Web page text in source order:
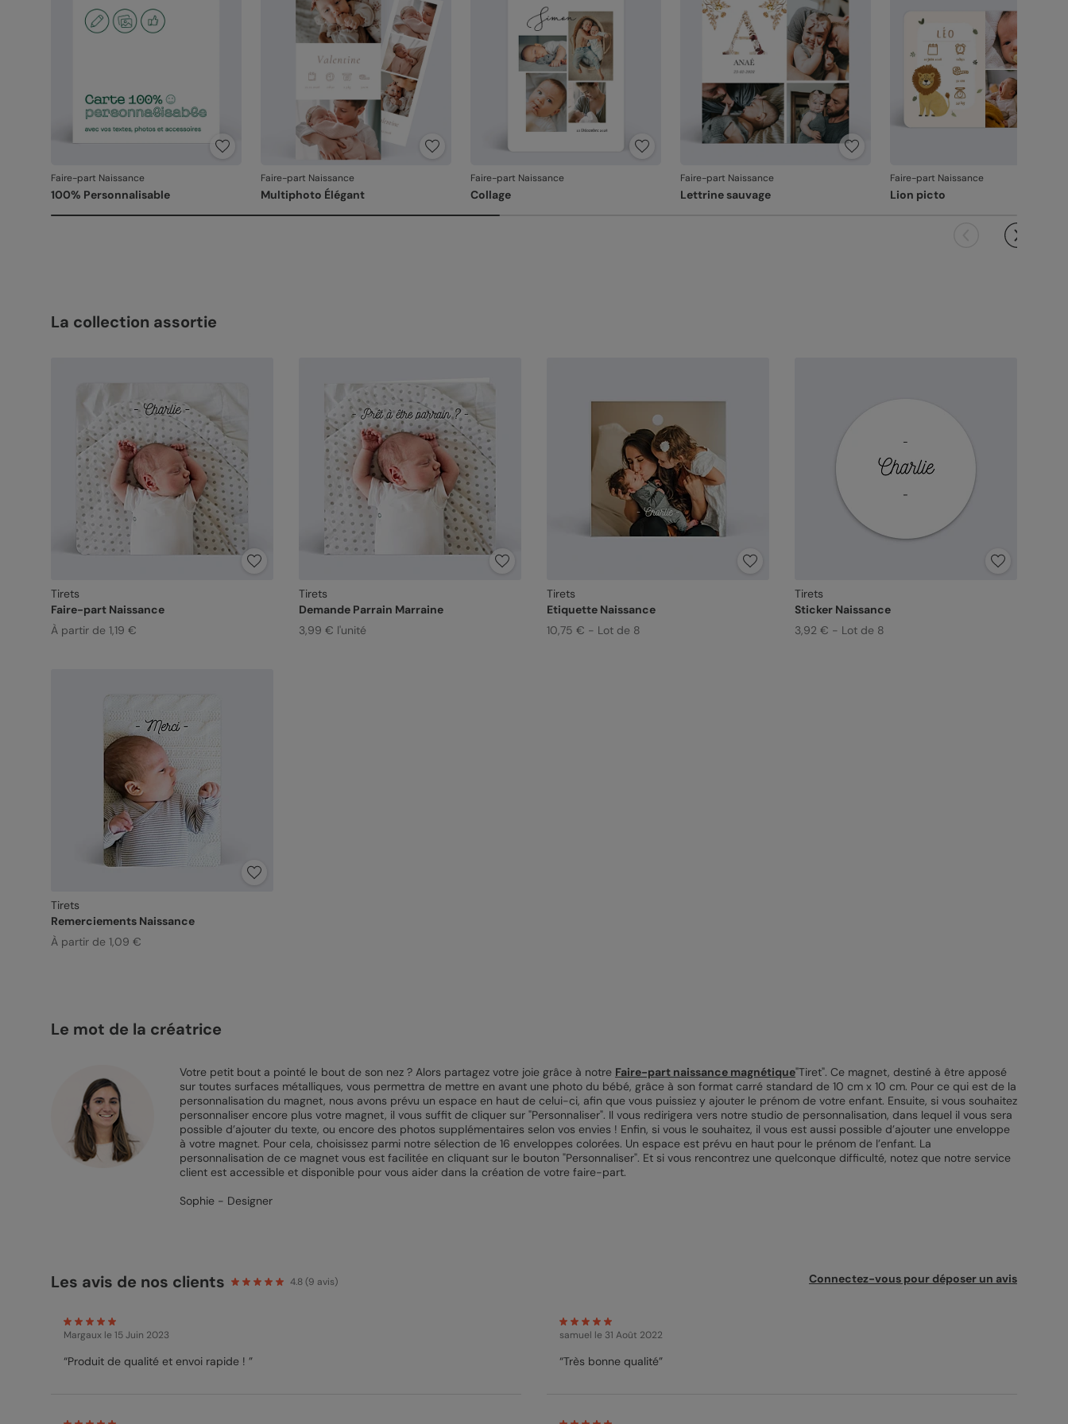
produit ne pourra pas être repris.
Faire-part Naissance
100% Personnalisable
Faire-part Naissance
Multiphoto Élégant
Faire-part Naissance
Collage
Faire-part Naissance
Lettrine sauvage
Faire-part Naissance
Lion picto
La collection assortie
Tirets
Faire-part Naissance
À partir de 1,19 €
Tirets
Demande Parrain Marraine
3,99 € l'unité
Tirets
Etiquette Naissance
10,75 € - Lot de 8
Tirets
Sticker Naissance
3,92 € - Lot de 8
Tirets
Remerciements Naissance
À partir de 1,09 €
Le mot de la créatrice
Votre petit bout a pointé le bout de son nez ? Alors partagez votre joie grâce à notre Faire-part naissance magnétique"Tiret". Ce magnet, destiné à être apposé
sur toutes surfaces métalliques, vous permettra de mettre en avant une photo du bébé, grâce à son format carré standard de 10 cm x 10 cm. Pour ce qui est de la
personnalisation du magnet, nous avons prévu un espace en haut de celui-ci, afin que vous puissiez y ajouter le prénom de votre enfant. Ensuite, si vous souhaitez
personnaliser encore plus votre magnet, il vous suffit de cliquer sur "Personnaliser". Il vous redirigera vers notre studio de personnalisation, dans lequel il vous sera
possible d’ajouter du texte, ou encore des photos supplémentaires selon vos envies ! Enfin, si vous le souhaitez, il vous est aussi possible d’ajouter une enveloppe
à votre magnet. Pour cela, choisissez parmi notre sélection de 16 enveloppes colorées. Un espace est prévu en haut pour le prénom de l’enfant. La
personnalisation de ce magnet vous est facilitée en cliquant sur le bouton "Personnaliser". Et si vous rencontrez une quelconque difficulté, notez que notre service
client est accessible et disponible pour vous aider dans la création de votre faire-part.
Sophie - Designer
Les avis de nos clients 4.8(9 avis) Connectez-vous pour déposer un avis
Margaux le 15 Juin 2023
“Produit de qualité et envoi rapide ! ”
samuel le 31 Août 2022
“Très bonne qualité”